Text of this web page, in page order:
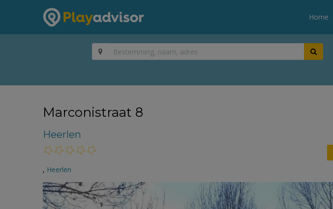
Home
Marconistraat 8
Heerlen
, Heerlen